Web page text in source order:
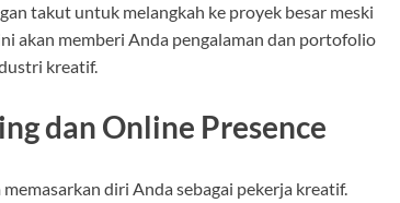
takut untuk melangkah ke proyek besar meski
akan memberi Anda pengalaman dan portofolio
kreatif.
dan Online Presence
diri Anda sebagai pekerja kreatif.